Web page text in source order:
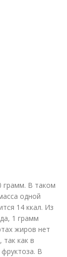
грамм. В таком
одной
14 ккал. Из
1 грамм
жиров нет
как в
В